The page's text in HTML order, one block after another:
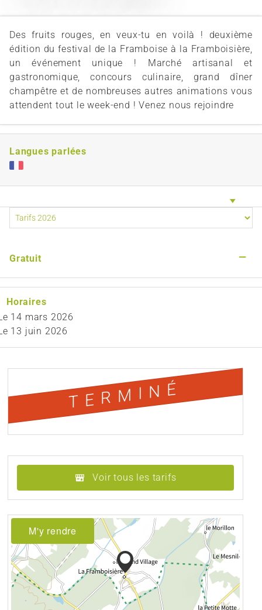
Des fruits rouges, en veux-tu en voilà ! deuxième
édition du festival de la Framboise à la Framboisière,
un événement unique ! Marché artisanal et
gastronomique, concours culinaire, grand dîner
champêtre et de nombreuses autres animations vous
attendent tout le week-end ! Venez nous rejoindre
Langues parlées
Gratuit —
Horaires
14 mars 2026
13 juin 2026
TERMINÉ
Voir tous les tarifs
M'y rendre